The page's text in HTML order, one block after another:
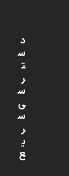
د
س
ت
ر
س
ی
س
ر
ی
ع